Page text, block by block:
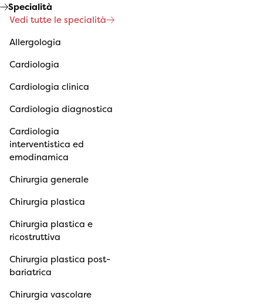
Specialità
Vedi tutte le specialità
Allergologia
Cardiologia
Cardiologia clinica
Cardiologia diagnostica
Cardiologia
interventistica ed
emodinamica
Chirurgia generale
Chirurgia plastica
Chirurgia plastica e
ricostruttiva
Chirurgia plastica post-
bariatrica
Chirurgia vascolare